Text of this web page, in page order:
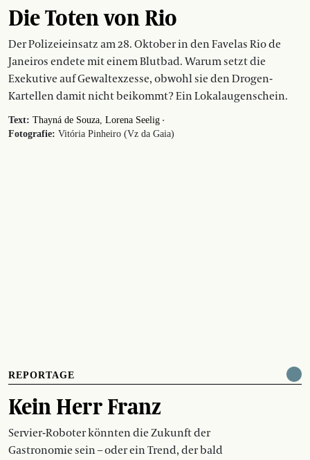
Die Toten von Rio
Der Polizeieinsatz am 28. Oktober in den Favelas Rio de
Janeiros endete mit einem Blutbad. Warum setzt die
Exekutive auf Gewaltexzesse, obwohl sie den Drogen-
Kartellen damit nicht beikommt? Ein Lokalaugenschein.
Text: Thayná de Souza Lorena Seelig ·
Fotografie: Vitória Pinheiro (Vz da Gaia)
REPORTAGE
Kein Herr Franz
Servier-Roboter könnten die Zukunft der
Gastronomie sein – oder ein Trend, der bald